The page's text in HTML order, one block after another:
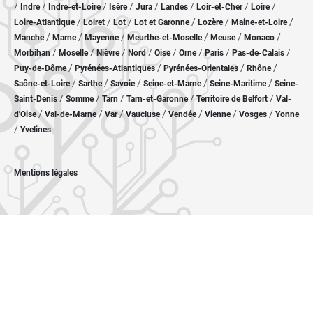
/ Indre/ Indre-et-Loire/ Isère/ Jura / Landes / Loir-et-Cher/ Loire/
Loire-Atlantique/ Loiret / Lot/ Lot et Garonne/ Lozère / Maine-et-Loire/
Manche/ Marne/ Mayenne/ Meurthe-et-Moselle/ Meuse/ Monaco /
Morbihan/ Moselle/ Nièvre / Nord/ Oise / Orne/Paris / Pas-de-Calais /
Puy-de-Dôme/ Pyrénées-Atlantiques / Pyrénées-Orientales / Rhône/
Saône-et-Loire/ Sarthe/ Savoie/ Seine-et-Marne/ Seine-Maritime/ Seine-
Saint-Denis /Somme/ Tarn / Tarn-et-Garonne/Territoire de Belfort / Val-
d'Oise/ Val-de-Marne/Var/Vaucluse/ Vendée/ Vienne/ Vosges / Yonne
/ Yvelines
Mentions légales